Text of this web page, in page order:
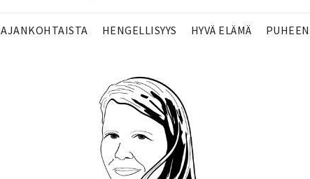
AJANKOHTAISTA HENGELLISYYS HYVÄ ELÄMÄ